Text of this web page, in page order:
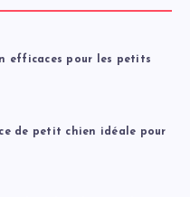
efficaces pour les petits
de petit chien idéale pour